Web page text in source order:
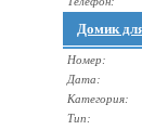
Домик
Номер:
Дата:
Категория:
Тип: